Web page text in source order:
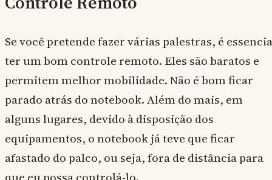
Se você pretende fazer várias palestras, é
ter um bom controle remoto. Eles são baratos e
permitem melhor mobilidade. Não é bom ficar
parado atrás do notebook. Além do mais, em
alguns lugares, devido à disposição dos
equipamentos, o notebook já teve que ficar
afastado do palco, ou seja, fora de distância para